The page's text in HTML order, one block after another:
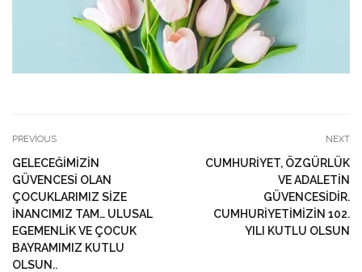
PREVIOUS
GELECEĞİMİZİN
GÜVENCESİ OLAN
ÇOCUKLARIMIZ SİZE
İNANCIMIZ TAM… ULUSAL
EGEMENLİK VE ÇOCUK
BAYRAMIMIZ KUTLU
OLSUN..
NEXT
CUMHURIYET, ÖZGÜRLÜK
VE ADALETIN
GÜVENCESIDIR.
CUMHURİYETİMİZİN 102.
YILI KUTLU OLSUN